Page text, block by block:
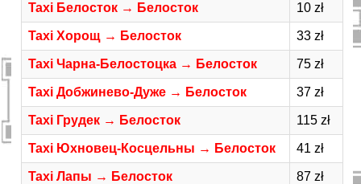
Taxi Белосток → Белосток 10 zł
Taxi Хорощ → Белосток 33 zł
Taxi Чарна-Белостоцка → Белосток 75 zł
Taxi Добжинево-Дуже → Белосток 37 zł
Taxi Грудек → Белосток 115 zł
Taxi Юхновец-Косцельны → Белосток 41 zł
Taxi Лапы → Белосток 87 zł